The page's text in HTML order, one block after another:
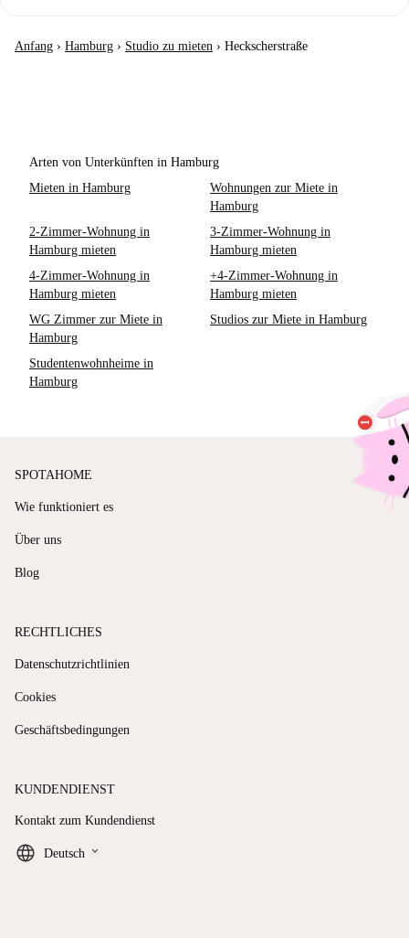
Anfang › Hamburg › Studio zu mieten › Heckscherstraße
Arten von Unterkünften in Hamburg
Mieten in Hamburg
Wohnungen zur Miete in
Hamburg
2-Zimmer-Wohnung in
Hamburg mieten
3-Zimmer-Wohnung in
Hamburg mieten
4-Zimmer-Wohnung in
Hamburg mieten
+4-Zimmer-Wohnung in
Hamburg mieten
WG Zimmer zur Miete in
Hamburg
Studios zur Miete in Hamburg
Studentenwohnheime in
Hamburg
SPOTAHOME
Wie funktioniert es
Über uns
Blog
RECHTLICHES
Datenschutzrichtlinien
Cookies
Geschäftsbedingungen
KUNDENDIENST
Kontakt zum Kundendienst
Deutsch keyboard_arrow_down